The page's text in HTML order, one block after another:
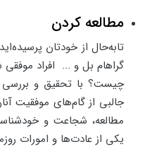
مطالعه کردن
تابه‌حال از خودتان
گراهام بل و ... افراد موفقی
چیست؟ با تحقیق و بررسی
جالبی از گام‌های موفقیت
مطالعه، شجاعت و
یکی از عادت‌ها و امورات